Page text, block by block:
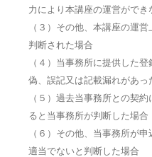
力により本講座の運営ができ
（３）その他、本講座の運
判断された場合
（４）当事務所に提供した
偽、誤記又は記載漏れがあっ
（５）過去当事務所との契
ると当事務所が判断した場合
（６）その他、当事務所が
適当でないと判断した場合